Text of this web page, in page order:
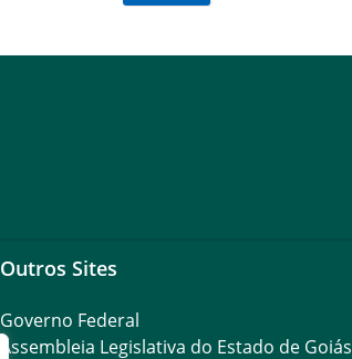
Outros Sites
Governo Federal
Assembleia Legislativa do Estado de Goiás